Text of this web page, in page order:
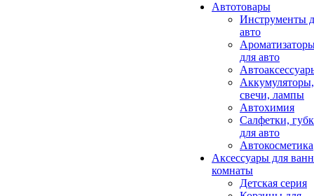
Автотовары
Инструменты
авто
для авто
Аккумуляторы,
свечи, лампы
Автохимия
Салфетки,
для авто
Автокосметика
Аксессуары для
комнаты
Детская серия